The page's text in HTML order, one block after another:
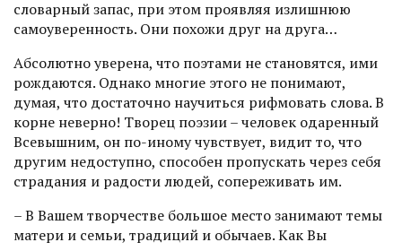
словарный запас, при этом проявляя излишнюю
самоуверенность. Они похожи друг на друга…
Абсолютно уверена, что поэтами не становятся, ими
рождаются. Однако многие этого не понимают,
думая, что достаточно научиться рифмовать слова. В
корне неверно! Творец поэзии – человек одаренный
Всевышним, он по-иному чувствует, видит то, что
другим недоступно, способен пропускать через себя
страдания и радости людей, сопереживать им.
– В Вашем творчестве большое место занимают темы
матери и семьи, традиций и обычаев. Как Вы